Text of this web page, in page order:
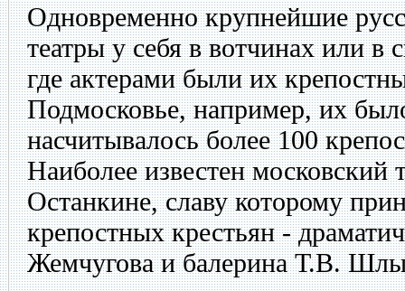
Одновременно крупнейшие
театры у себя в вотчинах или в
где актерами были их
Подмосковье, например, их
насчитывалось более 100
Наиболее известен московский
Останкине, славу которому
крепостных крестьян -
Жемчугова и балерина Т.В.